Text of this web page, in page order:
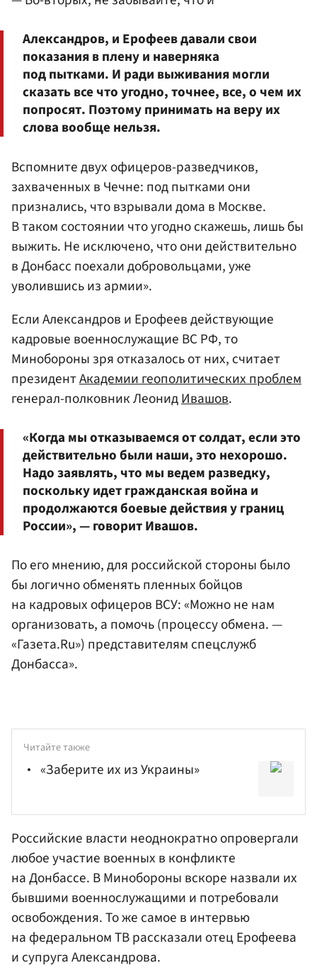
Александров, и Ерофеев давали свои
показания в плену и наверняка
под пытками. И ради выживания могли
сказать все что угодно, точнее, все, о чем их
попросят. Поэтому принимать на веру их
слова вообще нельзя.
Вспомните двух офицеров-разведчиков,
захваченных в Чечне: под пытками они
признались, что взрывали дома в Москве.
В таком состоянии что угодно скажешь, лишь бы
выжить. Не исключено, что они действительно
в Донбасс поехали добровольцами, уже
уволившись из армии».
Если Александров и Ерофеев действующие
кадровые военнослужащие ВС РФ, то
Минобороны зря отказалось от них, считает
президентАкадемии геополитических проблем
генерал-полковник ЛеонидИвашов.
«Когда мы отказываемся от солдат, если это
действительно были наши, это нехорошо.
Надо заявлять, что мы ведем разведку,
поскольку идет гражданская война и
продолжаются боевые действия у границ
России», — говорит Ивашов.
По его мнению, для российской стороны было
бы логично обменять пленных бойцов
на кадровых офицеров ВСУ: «Можно не нам
организовать, а помочь (процессу обмена. —
«Газета.Ru») представителям спецслужб
Донбасса».
Читайте также
«Заберите их из Украины»
Российские власти неоднократно опровергали
любое участие военных в конфликте
на Донбассе. В Минобороны вскоре назвали их
бывшими военнослужащими и потребовали
освобождения. То же самое в интервью
на федеральном ТВ рассказали отец Ерофеева
и супруга Александрова.